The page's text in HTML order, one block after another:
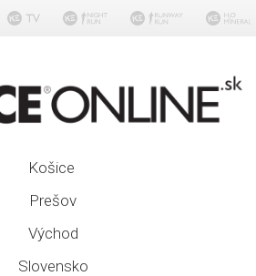
Košice
Prešov
Východ
Slovensko